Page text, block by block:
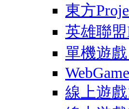
東方
英雄聯
單機遊戲
WebGame
線上遊戲